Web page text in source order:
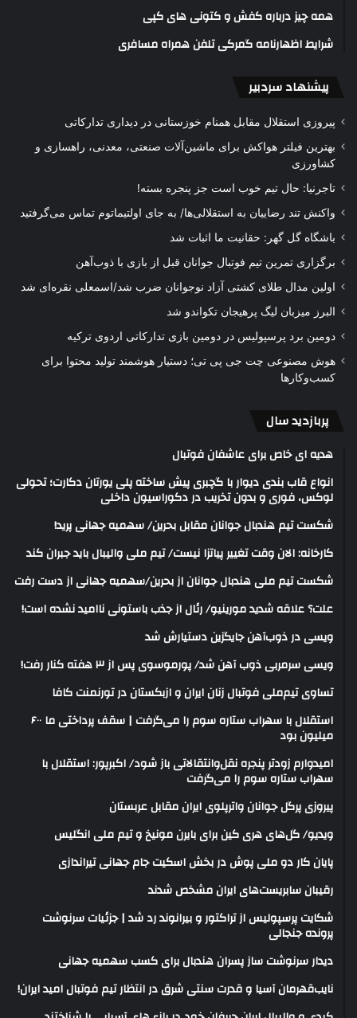
همه چیز درباره کفش و کتونی های کپی
شرایط اظهارنامه گمرکی تلفن همراه مسافری
پیشنهاد سردبیر
پیروزی استقلال مقابل همنام خوزستانی در دیداری تدارکاتی
بهترین فیلتر هواکش برای ماشین‌آلات صنعتی، معدنی، راهسازی و
کشاورزی
تاجرنیا: حال تیم خوب است جز پنجره بسته!
واکنش تند رضاییان به استقلالی‌ها/ به جای اولتیماتوم تماس می‌گرفتید
باشگاه گل گهر: حقانیت ما اثبات شد
برگزاری تمرین تیم فوتبال جوانان قبل از بازی با ذوب‌آهن
اولین مدال طلای کشتی آزاد نوجوانان ضرب شد/اسمعلی نقره‌ای شد
البرز میزبان لیگ پرهیجان تکواندو شد
دومین برد پرسپولیس در دومین بازی تدارکاتی اردوی ترکیه
هوش مصنوعی چت جی پی تی؛ دستیار هوشمند تولید محتوا برای
کسب‌وکارها
پربازدید سال
هدیه ای خاص برای عاشفان فوتبال
انواع قاب بندی دیوار با گچبری پیش ساخته پلی یورتان دکارت؛ تحولی
لوکس، فوری و بدون تخریب در دکوراسیون داخلی
شکست تیم هندبال جوانان مقابل بحرین/ سهمیه جهانی پرید!
کارخانه: الان وقت تغییر پیاتزا نیست/ تیم ملی والیبال باید جبران کند
شکست تیم ملی هندبال جوانان از بحرین/سهمیه جهانی از دست رفت
علت؟ علاقه شدید مورینیو/ رئال از جذب باستونی ناامید نشده است!
ویسی در ذوب‌آهن جایگزین دستیارش شد
ویسی سرمربی ذوب آهن شد/ پورموسوی پس از ۳ هفته کنار رفت!
تساوی تیم‌ملی فوتبال زنان ایران و ازبکستان در تورنمنت کافا
استقلال با سهراب ستاره سوم را می‌گرفت | سقف پرداختی ما ۶۰۰
میلیون بود
امیدوارم زودتر پنجره نقل‌وانتقالاتی باز شود/ اکبرپور: استقلال با
سهراب ستاره سوم را می‌گرفت
پیروزی پرگل جوانان واترپلوی ایران مقابل عربستان
ویدیو/ گل‌های هری‌ کین برای بایرن مونیخ و تیم ملی انگلیس
پایان کار دو ملی پوش در بخش اسکیت جام جهانی تیراندازی
رقیبان سابریست‌های ایران مشخص شدند
شکایت پرسپولیس از تراکتور و بیرانوند رد شد | جزئیات سرنوشت
پرونده جنجالی
دیدار سرنوشت ساز پسران هندبال برای کسب سهمیه جهانی
نایب‌قهرمان آسیا و قدرت سنتی شرق در انتظار تیم فوتبال امید ایران!